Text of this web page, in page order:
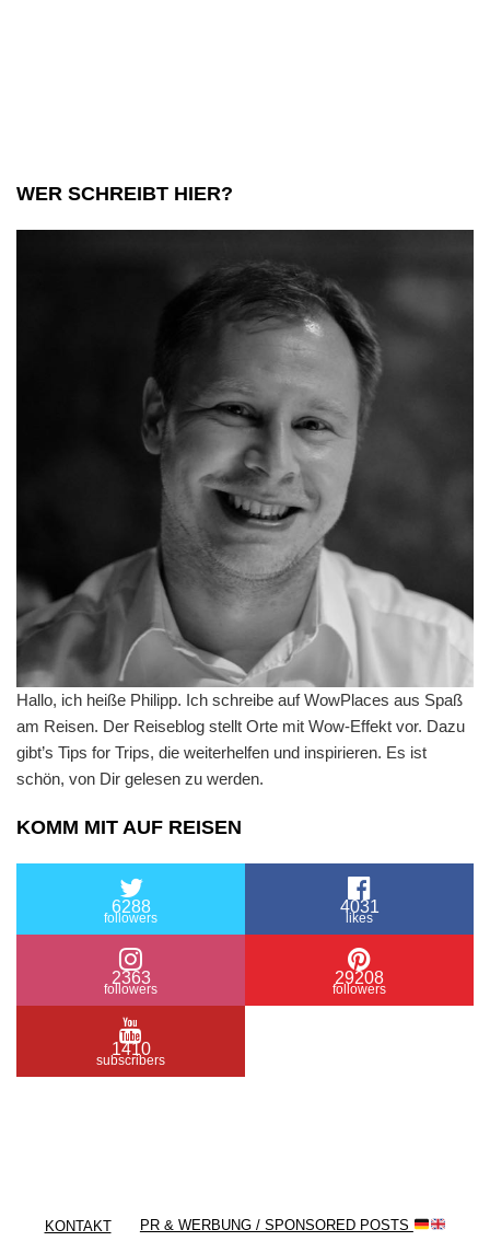
WER SCHREIBT HIER?
Hallo, ich heiße Philipp. Ich schreibe auf WowPlaces aus Spaß
am Reisen. Der Reiseblog stellt Orte mit Wow-Effekt vor. Dazu
gibt’s Tips for Trips, die weiterhelfen und inspirieren. Es ist
schön, von Dir gelesen zu werden.
KOMM MIT AUF REISEN
6288
followers
4031
likes
2363
followers
29208
followers
1410
subscribers
KONTAKT PR & WERBUNG / SPONSORED POSTS